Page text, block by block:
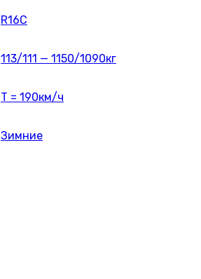
R16C
113/111 — 1150/1090кг
T = 190км/ч
Зимние